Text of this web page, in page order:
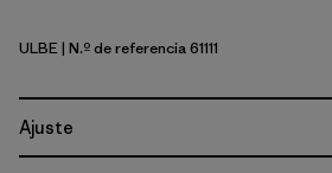
Uplift Blue
ULBE| N.º de referencia 61111
Ajuste